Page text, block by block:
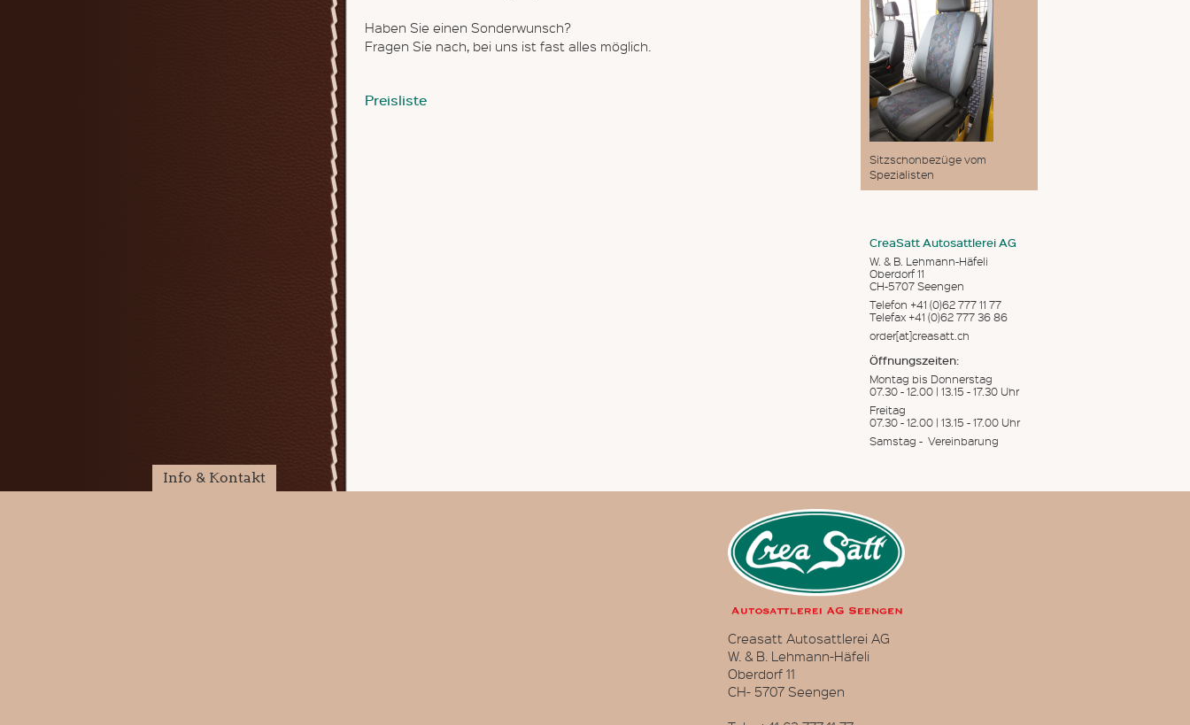
Haben Sie einen Sonderwunsch?
Fragen Sie nach, bei uns ist fast alles möglich.
Preisliste
Sitzschonbezüge vom
Spezialisten
CreaSatt Autosattlerei AG
W. & B. Lehmann-Häfeli
Oberdorf 11
CH-5707 Seengen
Telefon +41 (0)62 777 11 77
Telefax +41 (0)62 777 36 86
order[at]creasatt.ch
Öffnungszeiten:
Montag bis Donnerstag
07.30 - 12.00 | 13.15 - 17.30 Uhr
Freitag
07.30 - 12.00 | 13.15 - 17.00 Uhr
Samstag - Vereinbarung
Info & Kontakt
Creasatt Autosattlerei AG
W. & B. Lehmann-Häfeli
Oberdorf 11
CH- 5707 Seengen